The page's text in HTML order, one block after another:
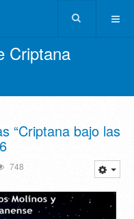
Criptana
“Criptana bajo las
748